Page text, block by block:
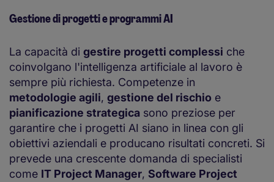
Gestione di progetti e programmi AI
La capacità di gestire progetti complessi che
coinvolgano l'intelligenza artificiale al lavoro è
sempre più richiesta. Competenze in
metodologie agili, gestione del rischio e
pianificazione strategica sono preziose per
garantire che i progetti AI siano in linea con gli
obiettivi aziendali e producano risultati concreti. Si
prevede una crescente domanda di specialisti
come IT Project Manager, Software Project